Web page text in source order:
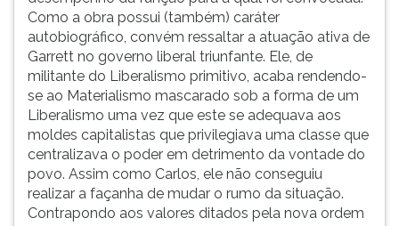
Como a obra possui (também) caráter
autobiográfico, convém ressaltar a atuação ativa de
Garrett no governo liberal triunfante. Ele, de
militante do Liberalismo primitivo, acaba rendendo-
se ao Materialismo mascarado sob a forma de um
Liberalismo uma vez que este se adequava aos
moldes capitalistas que privilegiava uma classe que
centralizava o poder em detrimento da vontade do
povo. Assim como Carlos, ele não conseguiu
realizar a façanha de mudar o rumo da situação.
Contrapondo aos valores ditados pela nova ordem